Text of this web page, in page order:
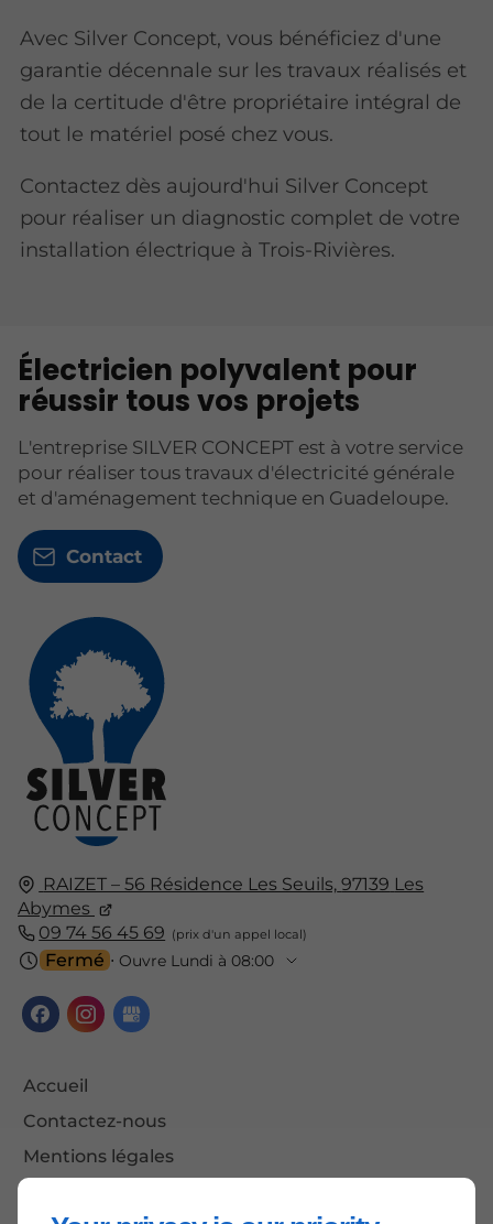
Avec Silver Concept, vous bénéficiez d'une
garantie décennale sur les travaux réalisés et
de la certitude d'être propriétaire intégral de
tout le matériel posé chez vous.
Contactez dès aujourd'hui Silver Concept
pour réaliser un diagnostic complet de votre
installation électrique à Trois-Rivières.
RAIZET – 56 Résidence Les Seuils, 97139 Les
Abymes
09 74 56 45 69
Fermé ⋅ Ouvre Lundi à 08:00
Accueil
Contactez-nous
Mentions légales
Électricien polyvalent pour
réussir tous vos projets
L'entreprise SILVER CONCEPT est à votre service
pour réaliser tous travaux d'électricité générale
et d'aménagement technique en Guadeloupe.
Contact